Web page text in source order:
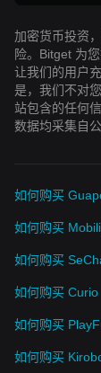
加密货币投资
险。Bitget 为
让我们的用户
是，我们不对
站包含的任何
数据均采集自
如何购买
如何购买
如何购买
如何购买 Curio
如何购买
如何购买